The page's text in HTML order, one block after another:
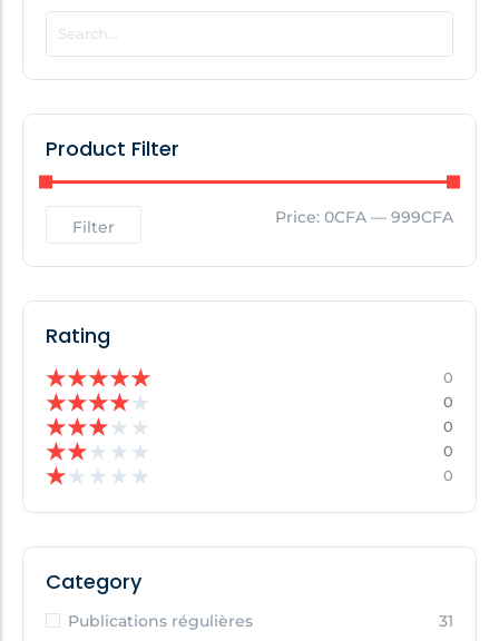
POPULAR THIS WEEK
No Posts Found!
No Posts Found!
Product Filter
Filter Price: 0CFA — 999CFA
Rating
★★★★★ 0
★★★★★ 0
★★★★ ★ 0
★★★ ★ ★ 0
★★ ★ ★ ★ 0
Category
Publications régulières 31